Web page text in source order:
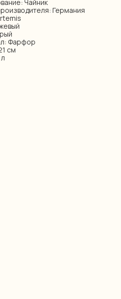
Чайник
Германия
Фарфор
см